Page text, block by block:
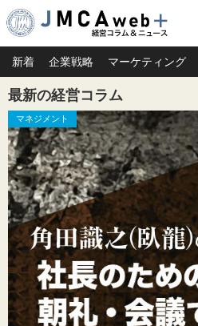
新着 企業戦略 マーケティング
最新の経営コラム
マネジメント